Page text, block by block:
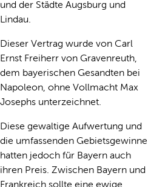
und der Städte Augsburg und
Lindau.
Dieser Vertrag wurde von Carl
Ernst Freiherr von Gravenreuth,
dem bayerischen Gesandten bei
Napoleon, ohne Vollmacht Max
Josephs unterzeichnet.
Diese gewaltige Aufwertung und
die umfassenden Gebietsgewinne
hatten jedoch für Bayern auch
ihren Preis. Zwischen Bayern und
Frankreich sollte eine ewige